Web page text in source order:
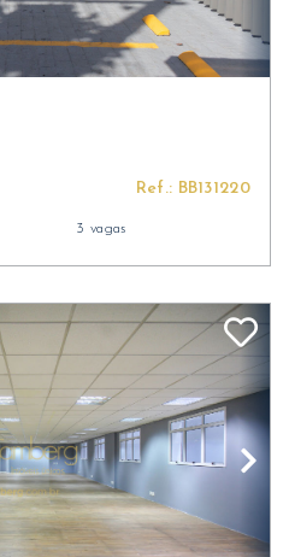
Ref.: BB131220
3 vagas